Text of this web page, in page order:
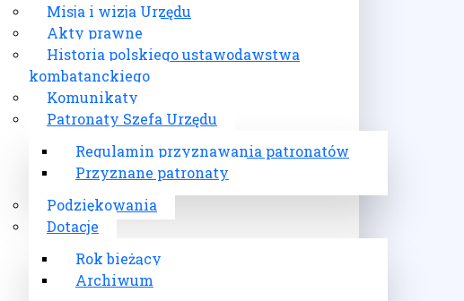
Misja i wizja Urzędu
Akty prawne
Historia polskiego ustawodawstwa
kombatanckiego
Komunikaty
Patronaty Szefa Urzędu
Regulamin przyznawania patronatów
Przyznane patronaty
Podziękowania
Dotacje
Rok bieżący
Archiwum